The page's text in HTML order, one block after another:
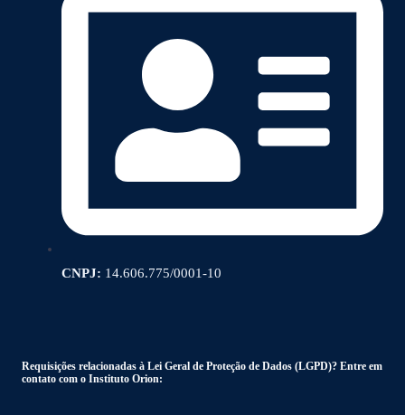
CNPJ: 14.606.775/0001-10
Requisições relacionadas à Lei Geral de Proteção de Dados (LGPD)? Entre em
contato com o Instituto Orion: